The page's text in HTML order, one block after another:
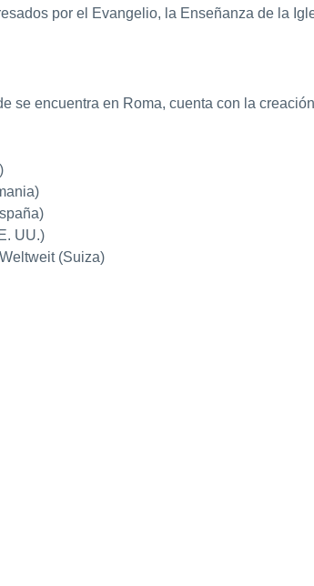
​​por el Evangelio, la Enseñanza de la
se encuentra en Roma, cuenta con la
UU.)
(Suiza)